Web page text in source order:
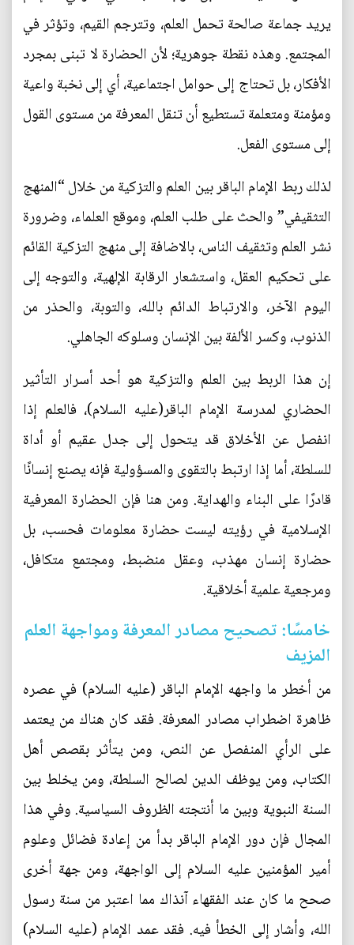
يريد جماعة صالحة تحمل العلم، وتترجم القيم، وتؤثر في
المجتمع. وهذه نقطة جوهرية؛ لأن الحضارة لا تبنى بمجرد
الأفكار، بل تحتاج إلى حوامل اجتماعية، أي إلى نخبة واعية
ومؤمنة ومتعلمة تستطيع أن تنقل المعرفة من مستوى القول
إلى مستوى الفعل.
لذلك ربط الإمام الباقر بين العلم والتزكية من خلال “المنهج
التثقيفي” والحث على طلب العلم، وموقع العلماء، وضرورة
نشر العلم وتثقيف الناس، بالاضافة إلى منهج التزكية القائم
على تحكيم العقل، واستشعار الرقابة الإلهية، والتوجه إلى
اليوم الآخر، والارتباط الدائم بالله، والتوبة، والحذر من
الذنوب، وكسر الألفة بين الإنسان وسلوكه الجاهلي.
إن هذا الربط بين العلم والتزكية هو أحد أسرار التأثير
الحضاري لمدرسة الإمام الباقر(عليه السلام)، فالعلم إذا
انفصل عن الأخلاق قد يتحول إلى جدل عقيم أو أداة
للسلطة، أما إذا ارتبط بالتقوى والمسؤولية فإنه يصنع إنسانًا
قادرًا على البناء والهداية. ومن هنا فإن الحضارة المعرفية
الإسلامية في رؤيته ليست حضارة معلومات فحسب، بل
حضارة إنسان مهذب، وعقل منضبط، ومجتمع متكافل،
ومرجعية علمية أخلاقية.
خامسًا: تصحيح مصادر المعرفة ومواجهة العلم
المزيف
من أخطر ما واجهه الإمام الباقر (عليه السلام) في عصره
ظاهرة اضطراب مصادر المعرفة. فقد كان هناك من يعتمد
على الرأي المنفصل عن النص، ومن يتأثر بقصص أهل
الكتاب، ومن يوظف الدين لصالح السلطة، ومن يخلط بين
السنة النبوية وبين ما أنتجته الظروف السياسية. وفي هذا
المجال فإن دور الإمام الباقر بدأ من إعادة فضائل وعلوم
أمير المؤمنين عليه السلام إلى الواجهة، ومن جهة أخرى
صحح ما كان عند الفقهاء آنذاك مما اعتبر من سنة رسول
الله، وأشار إلى الخطأ فيه. فقد عمد الإمام (عليه السلام)